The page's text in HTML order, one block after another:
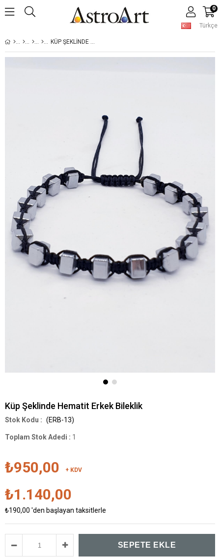
Türkçe
0
KÜP ŞEKLINDE HEMATIT ERKEK BILEKLIK
Küp Şeklinde Hematit Erkek Bileklik
(ERB-13)
Toplam Stok Adedi : 1
₺950,00 + KDV
₺1.140,00
₺190,00 'den başlayan taksitlerle